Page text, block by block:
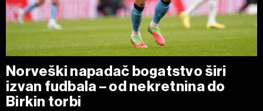
Norveški napadač bogatstvo širi
izvan fudbala – od nekretnina do
Birkin torbi